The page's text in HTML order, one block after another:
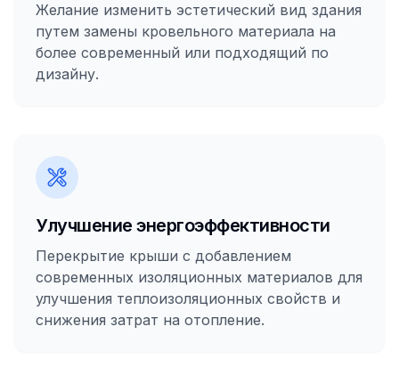
Желание изменить эстетический вид здания
путем замены кровельного материала на
более современный или подходящий по
дизайну.
Улучшение энергоэффективности
Перекрытие крыши с добавлением
современных изоляционных материалов для
улучшения теплоизоляционных свойств и
снижения затрат на отопление.